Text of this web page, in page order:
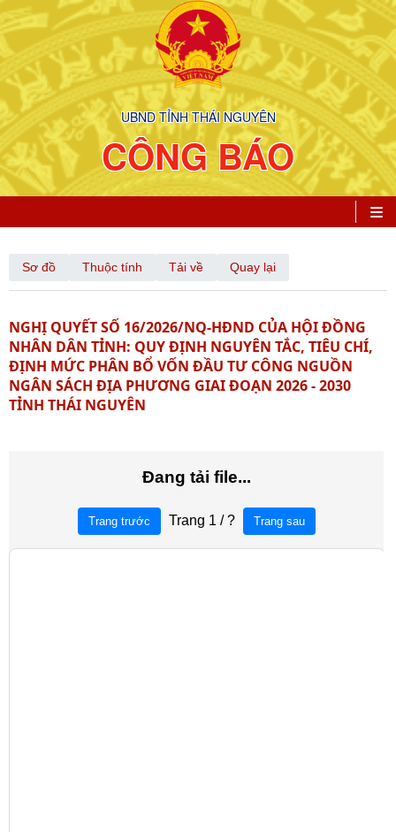
UBND TỈNH THÁI NGUYÊN
CÔNG BÁO
Sơ đồ Thuộc tính Tải về Quay lại
NGHỊ QUYẾT SỐ 16/2026/NQ-HĐND CỦA HỘI ĐỒNG
NHÂN DÂN TỈNH: QUY ĐỊNH NGUYÊN TẮC, TIÊU CHÍ,
ĐỊNH MỨC PHÂN BỔ VỐN ĐẦU TƯ CÔNG NGUỒN
NGÂN SÁCH ĐỊA PHƯƠNG GIAI ĐOẠN 2026 - 2030
TỈNH THÁI NGUYÊN